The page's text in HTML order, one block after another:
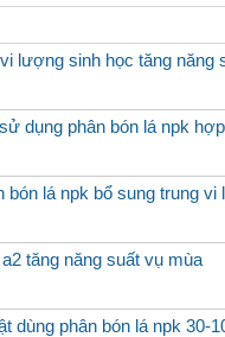
lượng sinh học tăng năng
dụng phân bón lá npk
bón lá npk bổ sung trung vi
tăng năng suất vụ mùa
dùng phân bón lá npk 30-